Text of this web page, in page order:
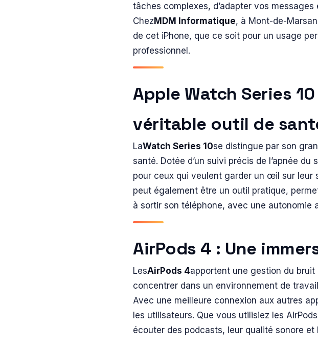
tâches complexes, d’adapter vos
ChezMDM Informatique, à Mont-de-
de cet iPhone, que ce soit pour un usage
professionnel.
Apple Watch Series
véritable outil de
LaWatch Series 10se distingue par son
santé. Dotée d’un suivi précis de l’apnée
pour ceux qui veulent garder un œil sur leur
peut également être un outil pratique,
à sortir son téléphone, avec une autonomie
AirPods 4 : Une
LesAirPods 4apportent une gestion du
concentrer dans un environnement de
Avec une meilleure connexion aux autres
les utilisateurs. Que vous utilisiez les
écouter des podcasts, leur qualité sonore